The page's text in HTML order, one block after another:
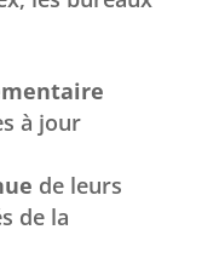
à jour
de leurs
de la